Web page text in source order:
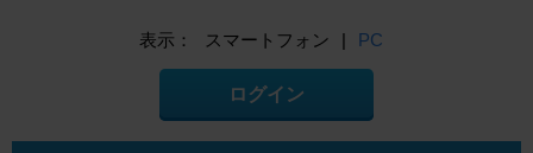
表示： スマートフォン | PC
ログイン